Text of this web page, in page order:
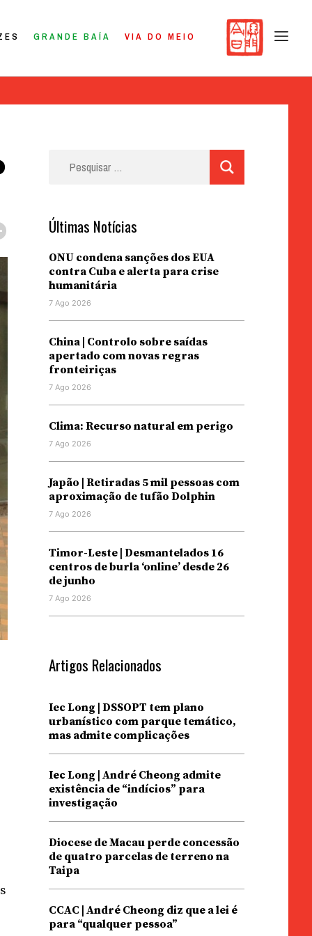
GRANDE BAÍA VIA DO MEIO
Últimas Notícias
ONU condena sanções dos EUA
contra Cuba e alerta para crise
humanitária
7 Ago 2026
China | Controlo sobre saídas
apertado com novas regras
fronteiriças
7 Ago 2026
Clima: Recurso natural em perigo
7 Ago 2026
Japão | Retiradas 5 mil pessoas com
aproximação de tufão Dolphin
7 Ago 2026
Timor-Leste | Desmantelados 16
centros de burla ‘online’ desde 26
de junho
7 Ago 2026
Artigos Relacionados
Iec Long | DSSOPT tem plano
urbanístico com parque temático,
mas admite complicações
Iec Long | André Cheong admite
existência de “indícios” para
investigação
Diocese de Macau perde concessão
de quatro parcelas de terreno na
Taipa
CCAC | André Cheong diz que a lei é
para “qualquer pessoa”